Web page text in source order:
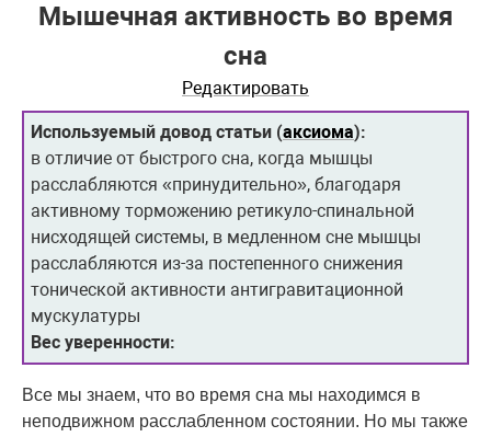
Мышечная активность во время
сна
Редактировать
Используемый довод статьи (аксиома):
в отличие от быстрого сна, когда мышцы
расслабляются «принудительно», благодаря
активному торможению ретикуло-спинальной
нисходящей системы, в медленном сне мышцы
расслабляются из-за постепенного снижения
тонической активности антигравитационной
мускулатуры
Вес уверенности:
Все мы знаем, что во время сна мы находимся в
неподвижном расслабленном состоянии. Но мы также